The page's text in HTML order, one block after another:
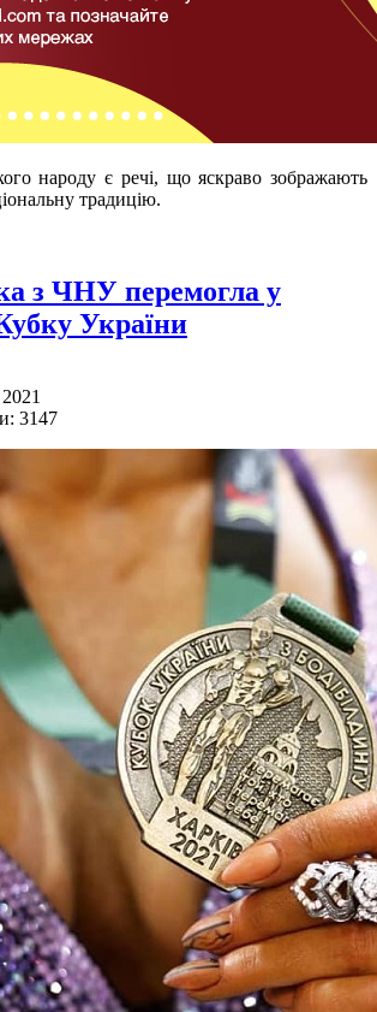
народу є речі, що яскраво зображають
традицію.
з ЧНУ перемогла у
України
3147